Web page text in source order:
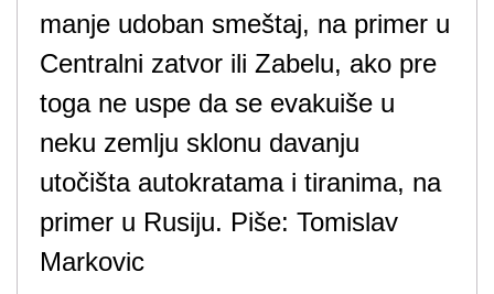
manje udoban smeštaj, na primer u
Centralni zatvor ili Zabelu, ako pre
toga ne uspe da se evakuiše u
neku zemlju sklonu davanju
utočišta autokratama i tiranima, na
primer u Rusiju. Piše: Tomislav
Markovic